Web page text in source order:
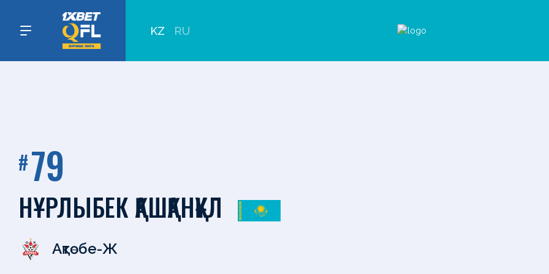
KZ RU
#79
НҰРЛЫБЕК ҚАШҚАНҚҰЛ
Ақтөбе-Ж